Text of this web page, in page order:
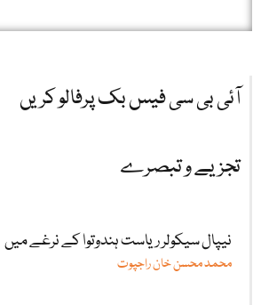
آئی بی سی فیس بک پرفالو کریں
تجزیے و تبصرے
نیپال سیکولر ریاست ہندوتوا کے نرغے میں
محمد محسن خان راجپوت